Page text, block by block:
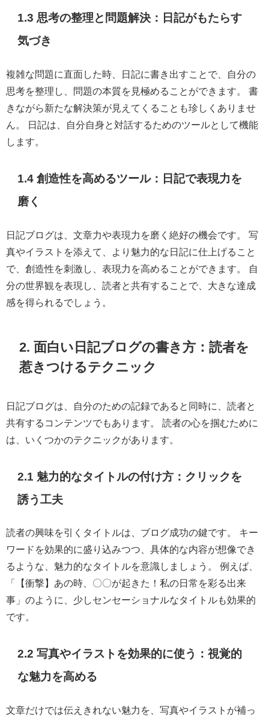
1.3 思考の整理と問題解決：日記がもたらす
気づき
複雑な問題に直面した時、日記に書き出すことで、自分の
思考を整理し、問題の本質を見極めることができます。 書
きながら新たな解決策が見えてくることも珍しくありませ
ん。 日記は、自分自身と対話するためのツールとして機能
します。
1.4 創造性を高めるツール：日記で表現力を
磨く
日記ブログは、文章力や表現力を磨く絶好の機会です。 写
真やイラストを添えて、より魅力的な日記に仕上げること
で、創造性を刺激し、表現力を高めることができます。 自
分の世界観を表現し、読者と共有することで、大きな達成
感を得られるでしょう。
2. 面白い日記ブログの書き方：読者を
惹きつけるテクニック
日記ブログは、自分のための記録であると同時に、読者と
共有するコンテンツでもあります。 読者の心を掴むために
は、いくつかのテクニックがあります。
2.1 魅力的なタイトルの付け方：クリックを
誘う工夫
読者の興味を引くタイトルは、ブログ成功の鍵です。 キー
ワードを効果的に盛り込みつつ、具体的な内容が想像でき
るような、魅力的なタイトルを意識しましょう。 例えば、
「【衝撃】あの時、〇〇が起きた！私の日常を彩る出来
事」のように、少しセンセーショナルなタイトルも効果的
です。
2.2 写真やイラストを効果的に使う：視覚的
な魅力を高める
文章だけでは伝えきれない魅力を、写真やイラストが補っ